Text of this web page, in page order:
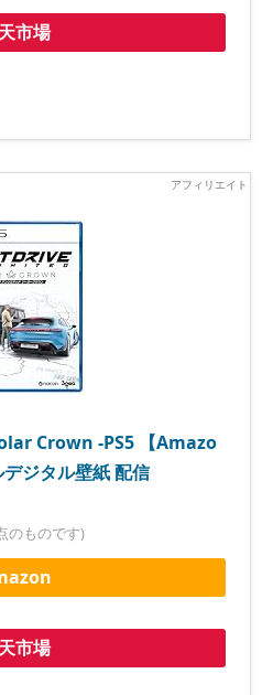
市場
Crown -PS5 【Amazo
ジタル壁紙 配信
のものです)
市場